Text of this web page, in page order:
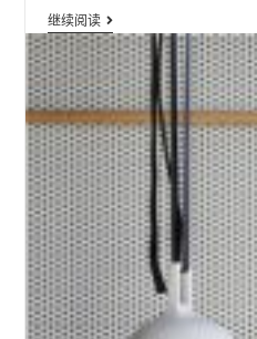
继续阅读
白
色
穿
孔
铝
板
与
铝
网
扩
张
网